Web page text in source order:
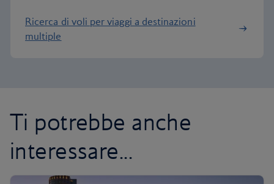
Ricerca di voli per viaggi a destinazioni
multiple
Ti potrebbe anche
interessare...